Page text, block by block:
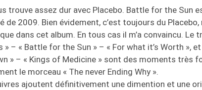
trouve assez dur avec Placebo. Battle for the Sun
de 2009. Bien évidement, c’est toujours du Placebo,
dans cet album. En tous cas il m’a convaincu. Le
» – « Battle for the Sun » – « For what it’s Worth »,
» – « Kings of Medicine » sont des moments très
le morceau « The never Ending Why ».
ajoutent définitivement une dimention et une